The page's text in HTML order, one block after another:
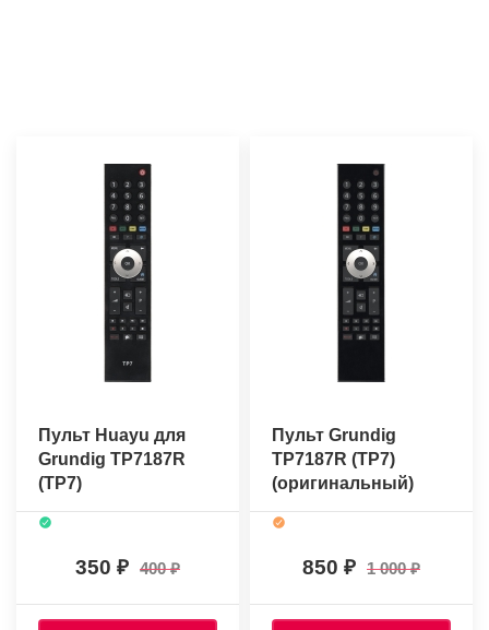
Пульт Huayu для
Grundig TP7187R
(TP7)
350 400
Пульт Grundig
TP7187R (TP7)
(оригинальный)
850 1 000